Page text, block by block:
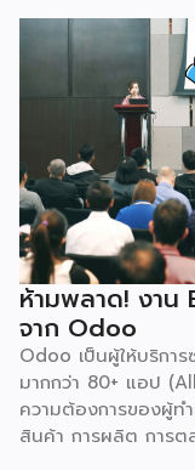
เบลเยี่ยมให้บริการใน
อินโดนีเซีย และดูไบ
มากกว่า 4 แสนราย
Odoo กลับมาจัดงา
Concept พลิกธุรกิจ
ซอฟต์แวร์ ERP ที่มา
เทคโนโลยีใหม่สุดล้ำ
พร้อมกับโอกาสที่จะได้
Odoo […]
ห้ามพลาด! งาน
จาก Odoo
Odoo เป็นผู้ให้บริกา
มากกว่า 80+ แอป
ความต้องการของผู้ท
สินค้า การผลิต การ